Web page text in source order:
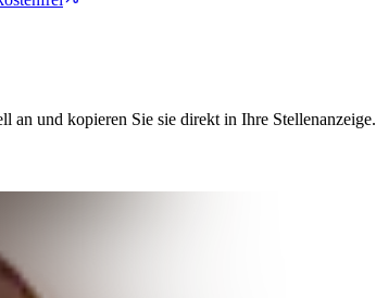
an und kopieren Sie sie direkt in Ihre Stellenanzeige.